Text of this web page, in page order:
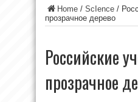
Home / ScIence /
прозрачное дерево
Российские
прозрачное